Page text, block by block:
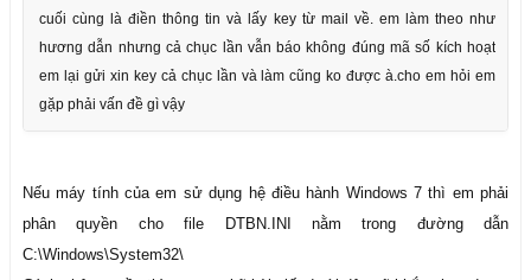
cuối cùng là điền thông tin và lấy key từ mail về. em làm theo như
hương dẫn nhưng cả chục lần vẫn báo không đúng mã số kích hoạt
em lại gửi xin key cả chục lần và làm cũng ko được à.cho em hỏi em
gặp phải vấn đề gì vậy
Nếu máy tính của em sử dụng hệ điều hành Windows 7 thì em phải
phân quyền cho file DTBN.INI nằm trong đường dẫn
C:\Windows\System32\